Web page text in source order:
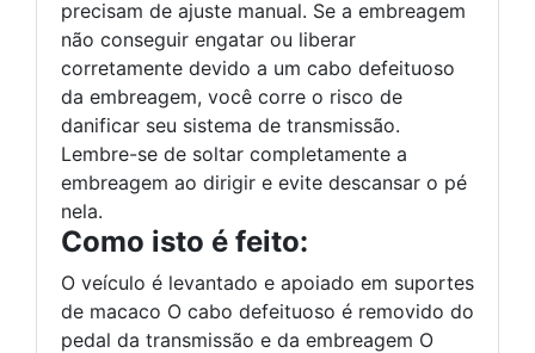
precisam de ajuste manual. Se a embreagem
não conseguir engatar ou liberar
corretamente devido a um cabo defeituoso
da embreagem, você corre o risco de
danificar seu sistema de transmissão.
Lembre-se de soltar completamente a
embreagem ao dirigir e evite descansar o pé
nela.
Como isto é feito:
O veículo é levantado e apoiado em suportes
de macaco O cabo defeituoso é removido do
pedal da transmissão e da embreagem O